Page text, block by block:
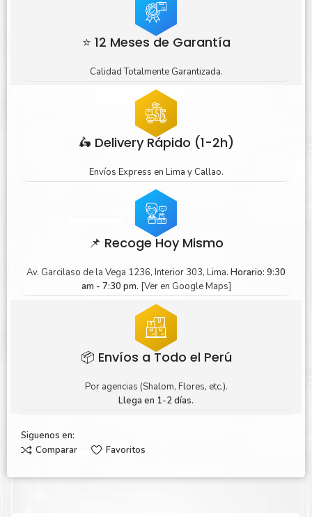
⭐ 12 Meses de Garantía
Calidad Totalmente Garantizada.
🛵 Delivery Rápido (1-2h)
Envíos Express en Lima y Callao.
📌 Recoge Hoy Mismo
Av. Garcilaso de la Vega 1236, Interior 303, Lima. Horario: 9:30
am - 7:30 pm. [Ver en Google Maps]
📦 Envíos a Todo el Perú
Por agencias (Shalom, Flores, etc.).
Llega en 1-2 días.
Siguenos en:
Comparar
Favoritos